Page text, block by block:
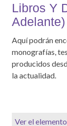
Libros Y
Adelante)
Aquí podrán
monografías,
producidos
la actualidad.
Ver el